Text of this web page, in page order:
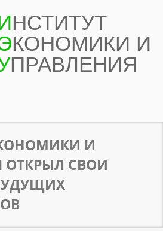
НСТИТУТ
КОНОМИКИ И
ПРАВЛЕНИЯ
И
ОТКРЫЛ СВОИ